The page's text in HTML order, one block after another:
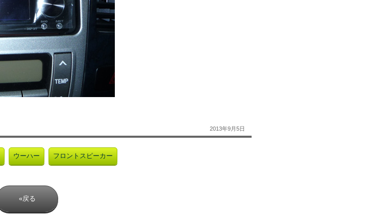
2013年9月5日
ウーハー フロントスピーカー
«戻る